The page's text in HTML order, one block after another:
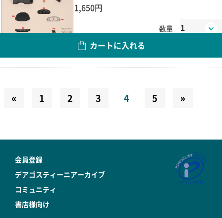
1,650円
数量
カートに入れる
« 1 2 3 4 5 »
会員登録
デアゴスティーニアーカイブ
コミュニティ
書店様向け